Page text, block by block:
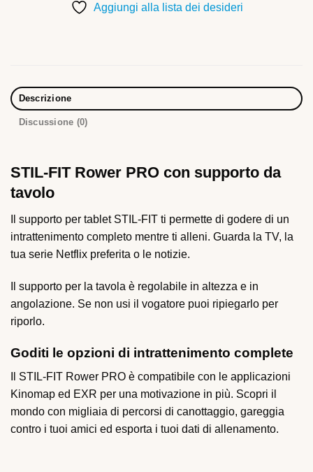
Aggiungi alla lista dei desideri
Descrizione
Discussione (0)
STIL-FIT Rower PRO con supporto da
tavolo
Il supporto per tablet STIL-FIT ti permette di godere di un
intrattenimento completo mentre ti alleni. Guarda la TV, la
tua serie Netflix preferita o le notizie.
Il supporto per la tavola è regolabile in altezza e in
angolazione. Se non usi il vogatore puoi ripiegarlo per
riporlo.
Goditi le opzioni di intrattenimento complete
Il STIL-FIT Rower PRO è compatibile con le applicazioni
Kinomap ed EXR per una motivazione in più. Scopri il
mondo con migliaia di percorsi di canottaggio, gareggia
contro i tuoi amici ed esporta i tuoi dati di allenamento.